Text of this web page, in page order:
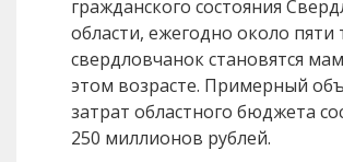
гражданского состояния
области, ежегодно около пяти
свердловчанок становятся
этом возрасте. Примерный
затрат областного бюджета
250 миллионов рублей.